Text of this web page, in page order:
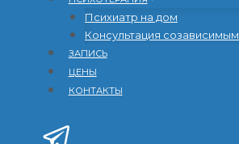
Психиатр на дом
Консультация созависимым
ЗАПИСЬ
ЦЕНЫ
КОНТАКТЫ